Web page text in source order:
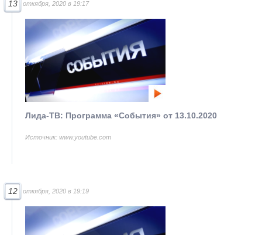
13 откября, 2020 в 19:17
Лида-ТВ: Программа «События» от 13.10.2020
Источник: www.youtube.com
12 откября, 2020 в 19:19